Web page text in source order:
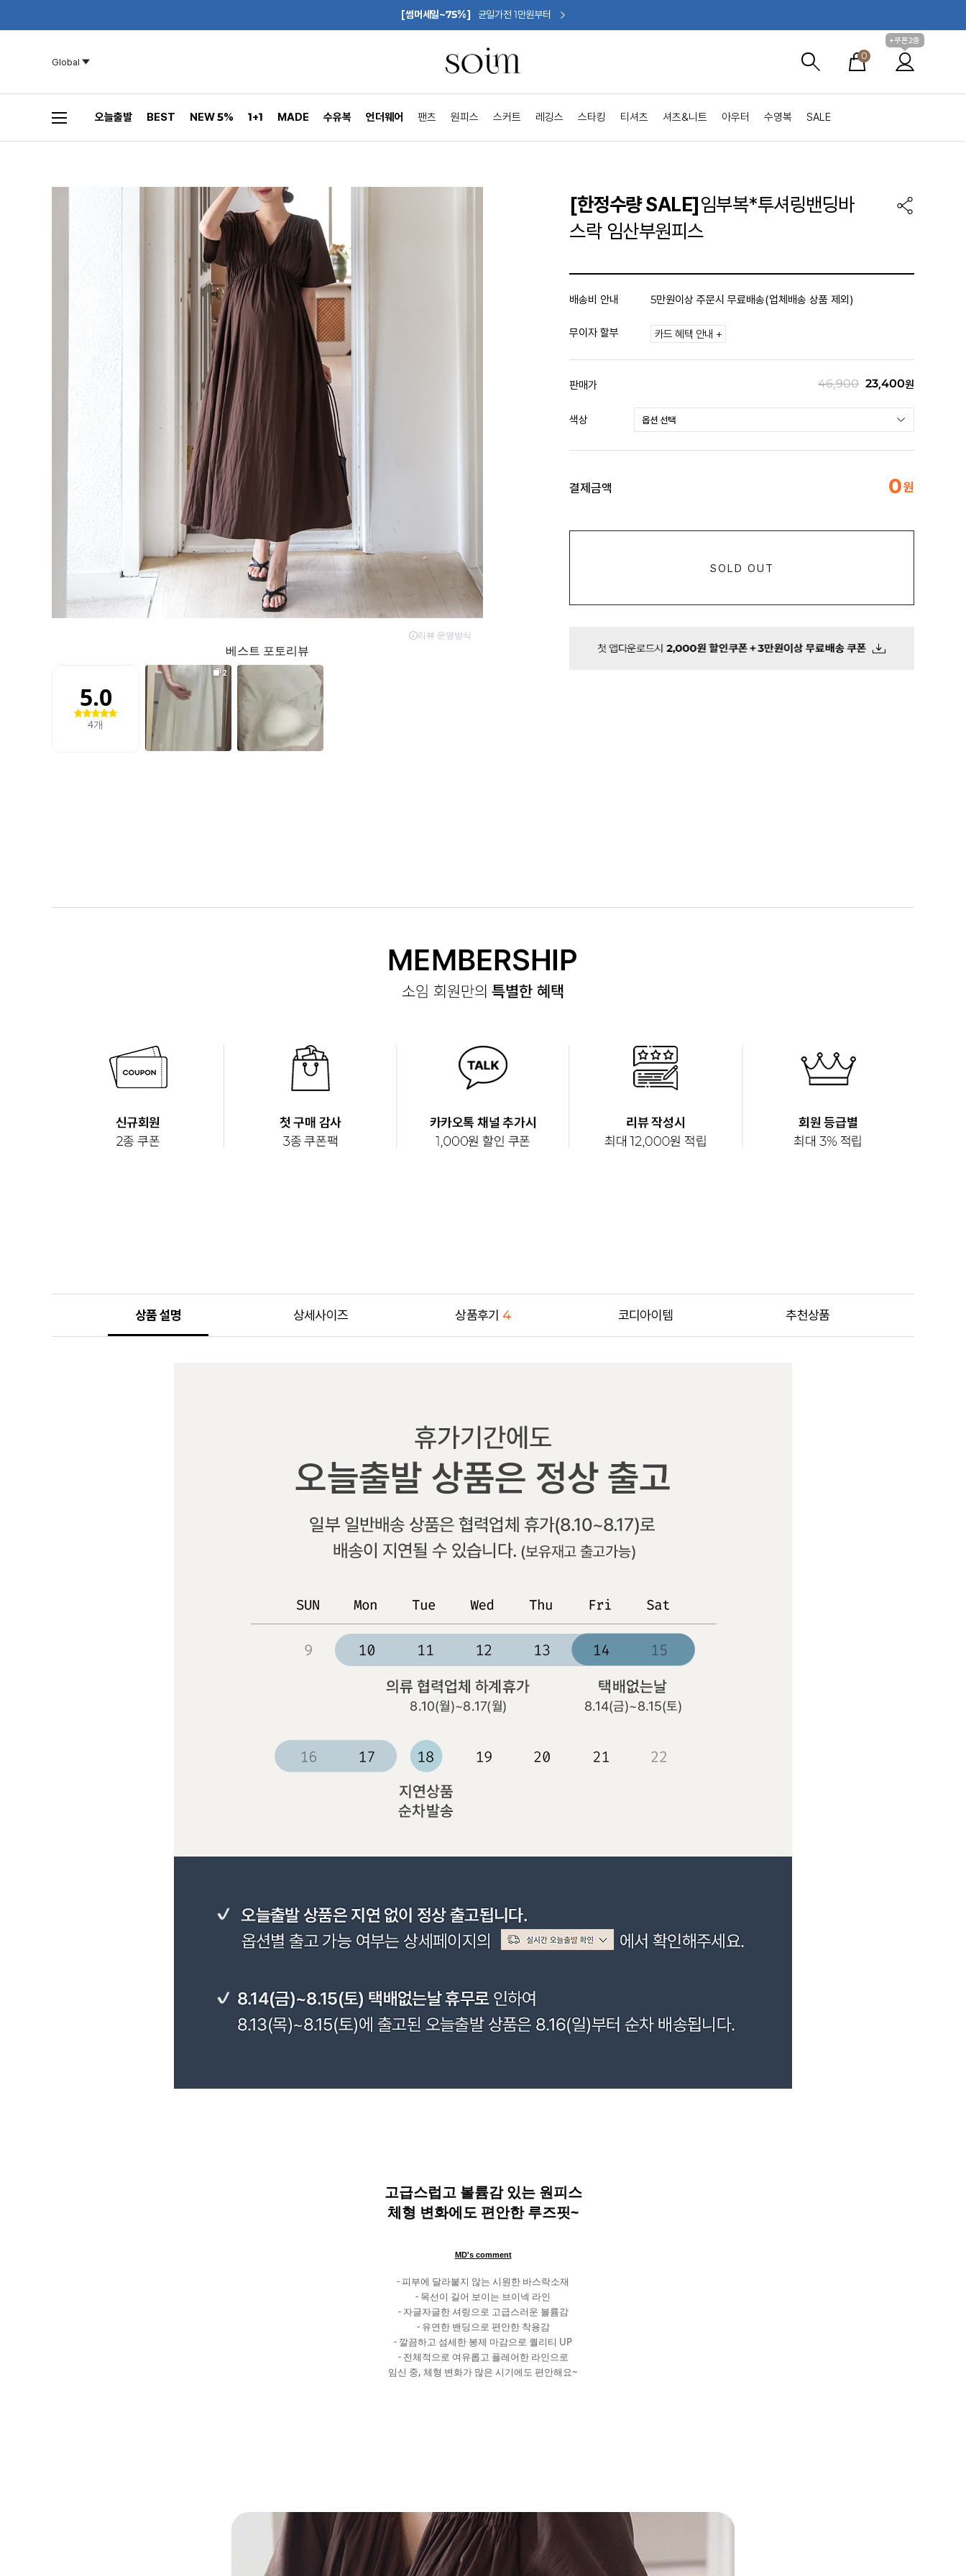
[썸머세일~75%] 균일가전 1만원부터
Global
0
+쿠폰2종
오늘출발 BEST NEW 5% 1+1 MADE 수유복 언더웨어 팬츠 원피스 스커트 레깅스 스타킹 티셔츠 셔츠&니트 아우터 수영복 SALE
[한정수량 SALE]임부복*투셔링밴딩바
스락 임산부원피스
배송비 안내 5만원이상 주문시 무료배송(업체배송 상품 제외)
무이자 할부 카드 혜택 안내 +
판매가 46,900 23,400원
색상
결제금액 0원
SOLD OUT
상품 설명 상세사이즈 상품후기4 코디아이템 추천상품
고급스럽고 볼륨감 있는 원피스
체형 변화에도 편안한 루즈핏~
MD's comment
- 피부에 달라붙지 않는 시원한 바스락소재
- 목선이 길어 보이는 브이넥 라인
- 자글자글한 셔링으로 고급스러운 볼륨감
- 유연한 밴딩으로 편안한 착용감
- 깔끔하고 섬세한 봉제 마감으로 퀄리티 UP
- 전체적으로 여유롭고 플레어한 라인으로
임신 중, 체형 변화가 많은 시기에도 편안해요~